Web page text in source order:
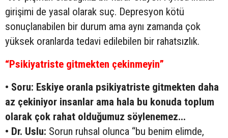
girişimi de yasal olarak suç. Depresyon kötü
sonuçlanabilen bir durum ama aynı zamanda çok
yüksek oranlarda tedavi edilebilen bir rahatsızlık.
“Psikiyatriste gitmekten çekinmeyin”
• Soru: Eskiye oranla psikiyatriste gitmekten daha
az çekiniyor insanlar ama hala bu konuda toplum
olarak çok rahat olduğumuz söylenemez...
• Dr. Uslu: Sorun ruhsal olunca “bu benim elimde,